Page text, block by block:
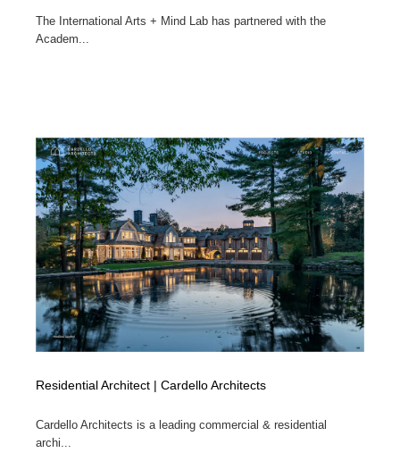
The International Arts + Mind Lab has partnered with the
Academ...
Residential Architect | Cardello Architects
Cardello Architects is a leading commercial & residential
archi...